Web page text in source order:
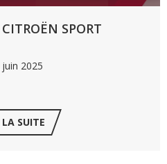
SPORT
juin 2025
LA SUITE